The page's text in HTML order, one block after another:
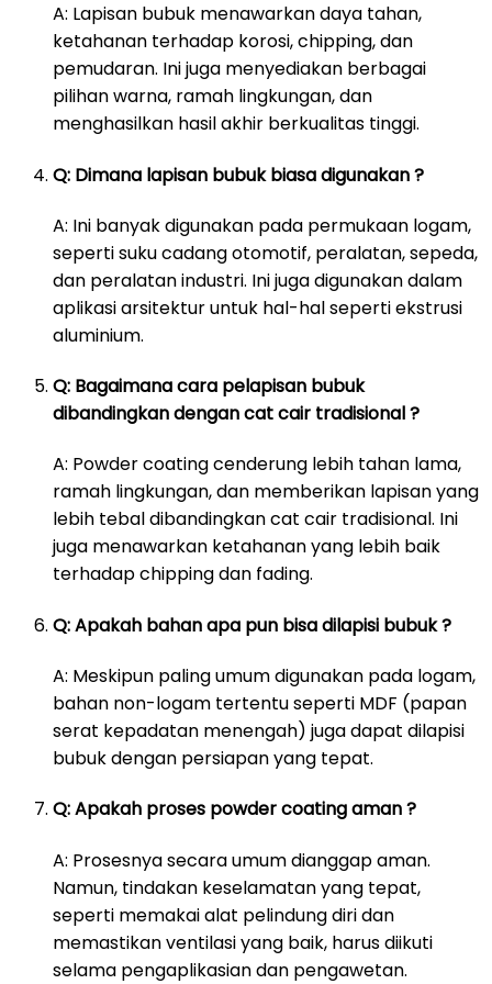
A: Lapisan bubuk menawarkan daya tahan,
ketahanan terhadap korosi, chipping, dan
pemudaran. Ini juga menyediakan berbagai
pilihan warna, ramah lingkungan, dan
menghasilkan hasil akhir berkualitas tinggi.
Q: Dimana lapisan bubuk biasa digunakan ?
A: Ini banyak digunakan pada permukaan logam,
seperti suku cadang otomotif, peralatan, sepeda,
dan peralatan industri. Ini juga digunakan dalam
aplikasi arsitektur untuk hal-hal seperti ekstrusi
aluminium.
Q: Bagaimana cara pelapisan bubuk
dibandingkan dengan cat cair tradisional ?
A: Powder coating cenderung lebih tahan lama,
ramah lingkungan, dan memberikan lapisan yang
lebih tebal dibandingkan cat cair tradisional. Ini
juga menawarkan ketahanan yang lebih baik
terhadap chipping dan fading.
Q: Apakah bahan apa pun bisa dilapisi bubuk ?
A: Meskipun paling umum digunakan pada logam,
bahan non-logam tertentu seperti MDF (papan
serat kepadatan menengah) juga dapat dilapisi
bubuk dengan persiapan yang tepat.
Q: Apakah proses powder coating aman ?
A: Prosesnya secara umum dianggap aman.
Namun, tindakan keselamatan yang tepat,
seperti memakai alat pelindung diri dan
memastikan ventilasi yang baik, harus diikuti
selama pengaplikasian dan pengawetan.